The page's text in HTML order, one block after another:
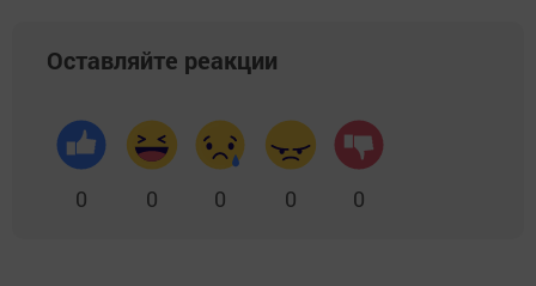
Оставляйте реакции
0 0 0 0 0